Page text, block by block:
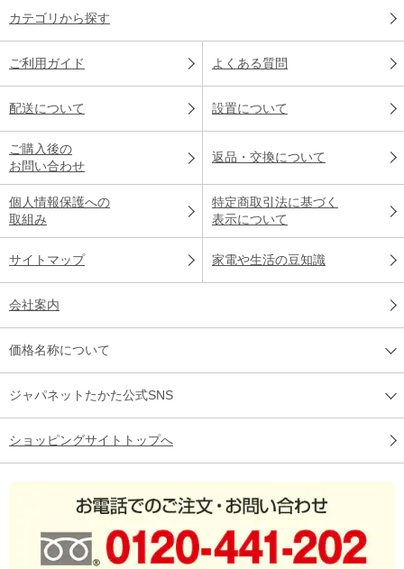
カテゴリから探す
ご利用ガイド よくある質問
配送について 設置について
ご購入後の
お問い合わせ
返品・交換について
個人情報保護への
取組み
特定商取引法に基づく
表示について
サイトマップ 家電や生活の豆知識
会社案内
価格名称について
ジャパネットたかた公式SNS
ショッピングサイトトップへ